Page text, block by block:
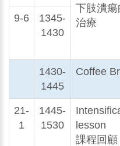
下肢潰
治療
9-6
1345-
1430
1430-
1445
Coffee
21-
1
1445-
1530
lesson
課程回顧